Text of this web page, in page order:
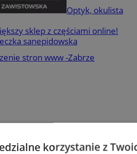
Optyk, okulista
sklep z częściami online!
sanepidowska
stron www -Zabrze
korzystanie z